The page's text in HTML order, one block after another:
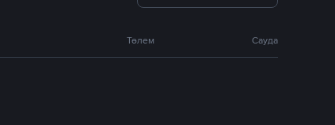
Төлем Сауда